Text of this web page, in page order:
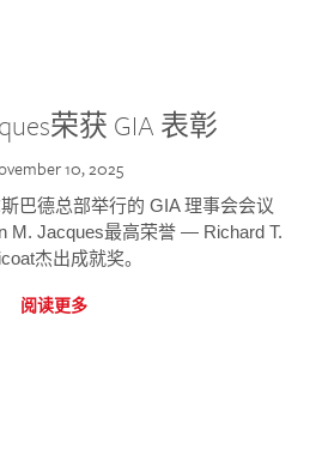
荣获 GIA 表彰
10, 2025
巴德总部举行的 GIA 理事会会议
M. Jacques最高荣誉 — Richard T.
杰出成就奖。
阅读更多